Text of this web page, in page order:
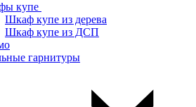
купе
Шкаф купе из дерева
Шкаф купе из ДСП
гарнитуры